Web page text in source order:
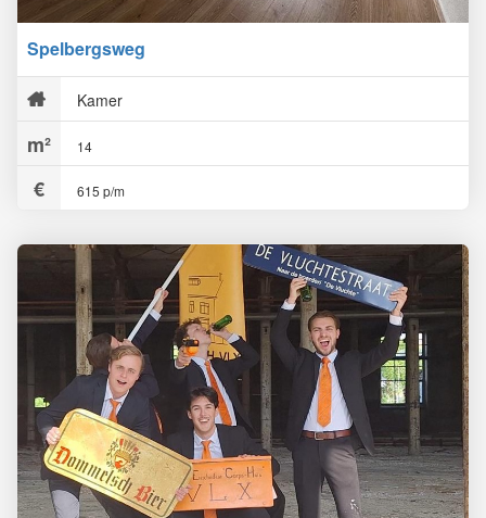
Spelbergsweg
Kamer
14
615 p/m